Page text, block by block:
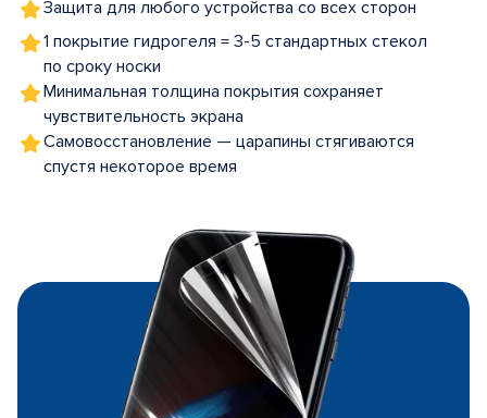
Защита для любого устройства со всех сторон
1 покрытие гидрогеля = 3-5 стандартных стекол
по сроку носки
Минимальная толщина покрытия сохраняет
чувствительность экрана
Самовосстановление — царапины стягиваются
спустя некоторое время